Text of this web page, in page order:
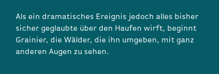
Als ein dramatisches Ereignis jedoch alles bisher
sicher geglaubte über den Haufen wirft, beginnt
Grainier, die Wälder, die ihn umgeben, mit ganz
anderen Augen zu sehen.